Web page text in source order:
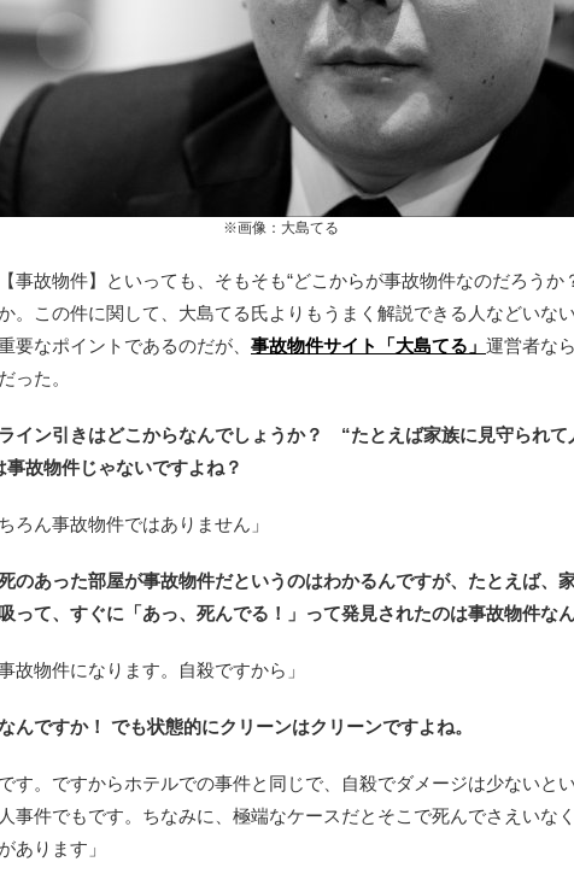
※画像：大島てる
事故物件】といっても、そもそも“どこからが事故物件なのだろうか
。この件に関して、大島てる氏よりもうまく解説できる人などいな
要なポイントであるのだが、 事故物件サイト「大島てる」 運営者な
った。
ン引きはどこからなんでしょうか？ “たとえば家族に見守られて
故物件じゃないですよね？
ろん事故物件ではありません」
あった部屋が事故物件だというのはわかるんですが、たとえば、
って、すぐに「あっ、死んでる！」って発見されたのは事故物件な
故物件になります。自殺ですから」
ですか！ でも状態的にクリーンはクリーンですよね。
です。ですからホテルでの事件と同じで、自殺でダメージは少ないと
事件でもです。ちなみに、極端なケースだとそこで死んでさえいな
あります」